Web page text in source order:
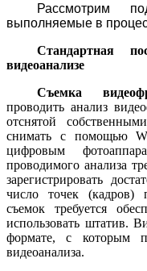
Рассмотрим
выполняемые в
Стандартная
видеоанализе
Съемка
проводить анализ
отснятой
снимать с помощью
цифровым
проводимого анализа
зарегистрировать
число точек (кадров)
съемок требуется
использовать штатив.
формате, с которым
видеоанализа.